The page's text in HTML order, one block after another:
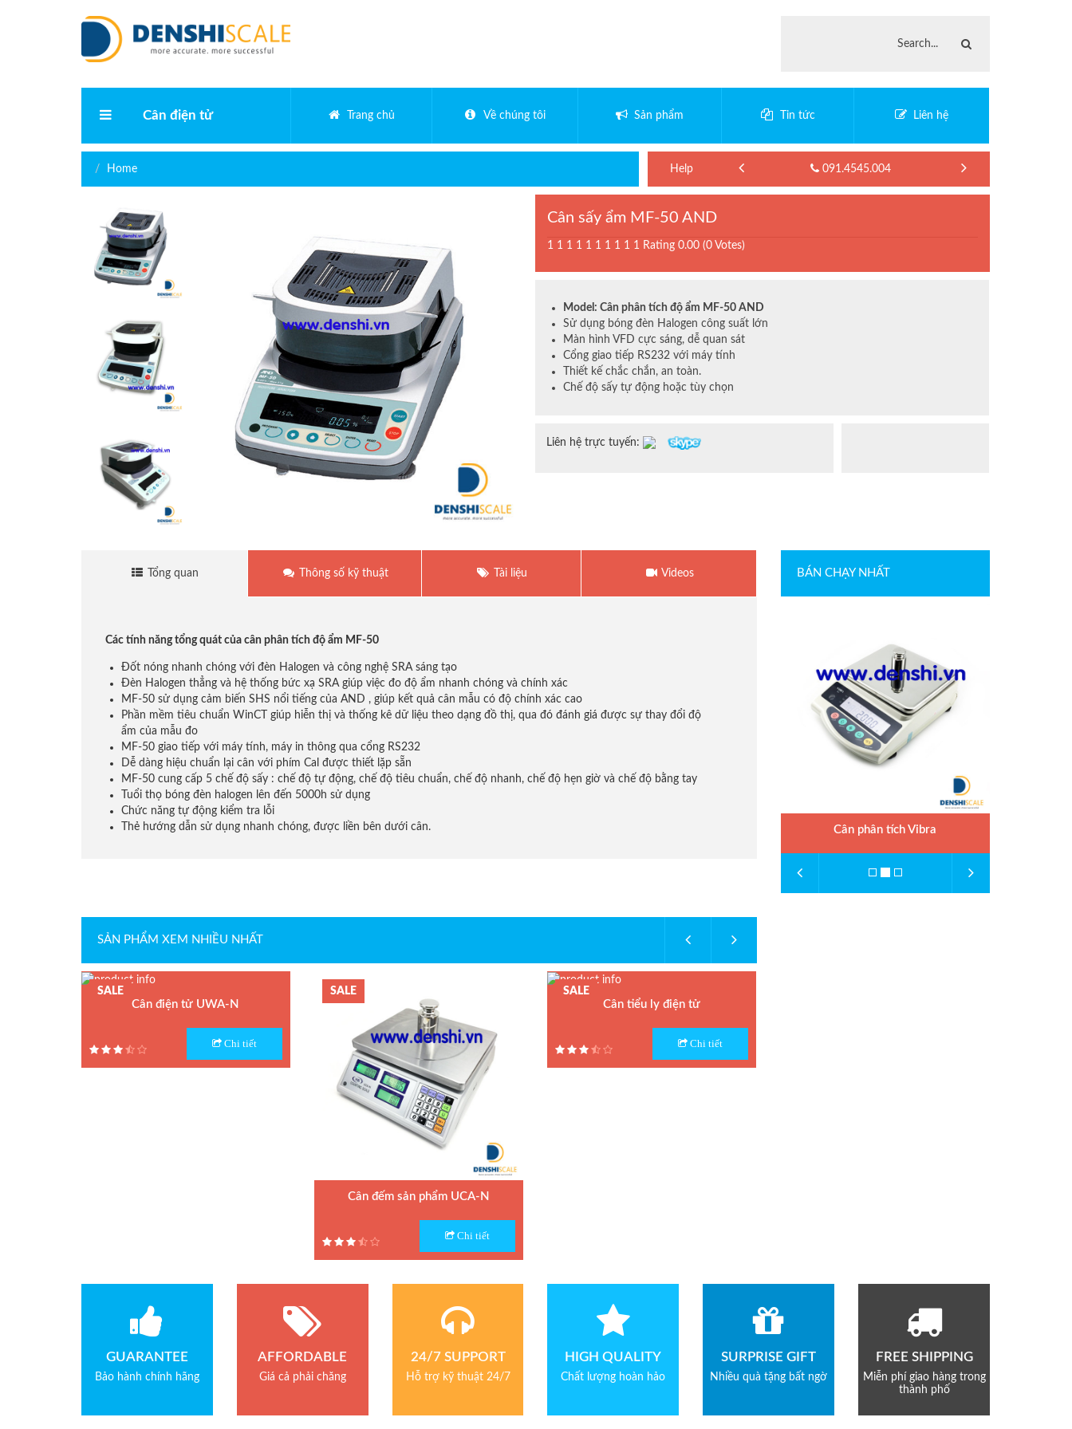
Cân điện tử
Cân vàng điện tử
Cân bàn điện tử
Cân điện tử bỏ túi
Cân sàn điện tử
Cân treo điện tử
Cân mủ cao su
Cân giá rẻ
Cân tính tiền
Cân sức khỏe
Cân phân tích độ ẩm
Đầu cân điện tử
Loadcell VMC
Loadcell PT
Loadcell CAS
Loadcell HBM
Trang chủ Về chúng tôi Sản phẩm Tin tức Liên hệ
Home Help 091.4545.004
Cân sấy ẩm MF-50 AND
1 1 1 1 1 1 1 1 1 1 Rating 0.00 (0 Votes)
Model: Cân phân tích độ ẩm MF-50 AND
Sử dụng bóng đèn Halogen công suất lớn
Màn hình VFD cực sáng, dễ quan sát
Cổng giao tiếp RS232 với máy tính
Thiết kế chắc chắn, an toàn.
Chế độ sấy tự động hoặc tùy chọn
Liên hệ trực tuyến:
Tổng quan Thông số kỹ thuật Tài liệu Videos
Các tính năng tổng quát của cân phân tích độ ẩm MF-50
Đốt nóng nhanh chóng với đèn Halogen và công nghệ SRA sáng tạo
Đèn Halogen thẳng và hệ thống bức xạ SRA giúp việc đo độ ẩm nhanh chóng và chính xác
MF-50 sử dụng cảm biến SHS nổi tiếng của AND , giúp kết quả cân mẫu có độ chính xác cao
Phần mềm tiêu chuẩn WinCT giúp hiễn thị và thống kê dữ liệu theo dạng đồ thị, qua đó đánh giá được sự thay đổi độ
ẩm của mẫu đo
MF-50 giao tiếp với máy tính, máy in thông qua cổng RS232
Dễ dàng hiệu chuẩn lại cân với phím Cal được thiết lặp sẵn
MF-50 cung cấp 5 chế độ sấy : chế độ tự động, chế độ tiêu chuẩn, chế độ nhanh, chế độ hẹn giờ và chế độ bằng tay
Tuổi thọ bóng đèn halogen lên đến 5000h sử dụng
Chức năng tự động kiểm tra lỗi
Thẻ hướng dẫn sử dụng nhanh chóng, được liền bên dưới cân.
BÁN CHẠY NHẤT
Cân phân tích Vibra
SẢN PHẨM XEM NHIỀU NHẤT
SALE
Cân điện tử UWA-N
Model : Cân điện tử UWA-N
Hãng sản xuất : UTE
Chi tiết
SALE
Cân đếm sản phẩm UCA-N
Model : Cân đếm UCA-N
Hãng sản xuất : UTE - Taiwan
Chi tiết
SALE
Cân tiểu ly điện tử
Hãng sản xuất : Jadever
Chi tiết
GUARANTEE
Bảo hành chính hãng
AFFORDABLE
Giá cả phải chăng
24/7 SUPPORT
Hỗ trợ kỹ thuật 24/7
HIGH QUALITY
Chất lượng hoàn hảo
SURPRISE GIFT
Nhiều quà tặng bất ngờ
FREE SHIPPING
Miễn phí giao hàng trong
thành phố